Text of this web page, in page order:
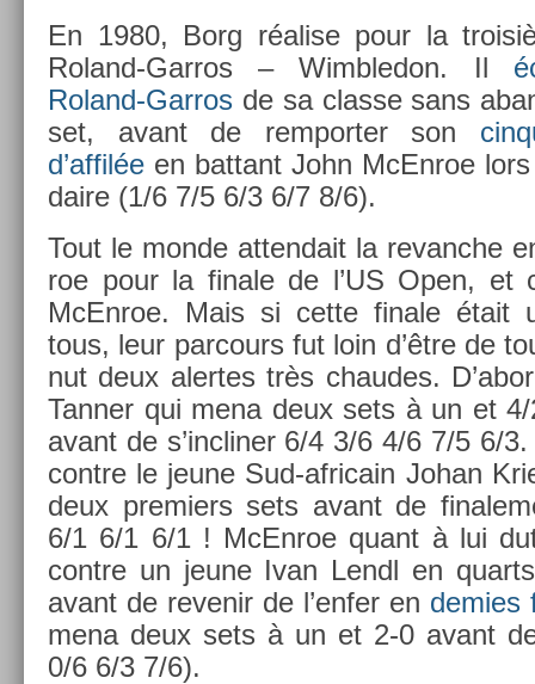
En 1980, Borg réalise pour la
Roland-Garros – Wimbledon. Il
Roland-Garros de sa clas­se sans
set, avant de re­mport­er son
d’affilée en bat­tant John McEn­roe
daire (1/6 7/5 6/3 6/7 8/6).
Tout le monde at­tendait la re­vanche
roe pour la fin­ale de l’US Open, et
McEn­roe. Mais si cette fin­ale était
tous, leur par­cours fut loin d’être de
nut deux al­er­tes très chaudes.
Tann­er qui mena deux sets à un et
avant de s’inclin­er 6/4 3/6 4/6 7/5 6/
con­tre le jeune Sud-africain Johan
deux pre­mi­ers sets avant de
6/1 6/1 6/1 ! McEn­roe quant à lui
con­tre un jeune Ivan Lendl en
avant de re­venir de l’enfer en de­m­ies
mena deux sets à un et 2-0 avant
0/6 6/3 7/6).